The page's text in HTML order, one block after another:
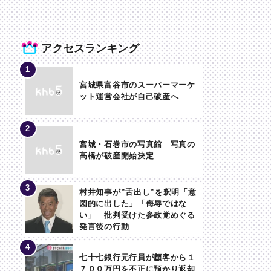
アクセスランキング
宮城県富谷市のスーパーマーケ
ット運営会社が自己破産へ
宮城・石巻市の写真館 写真の
高橋が破産開始決定
村井知事が”舌出し”を釈明「意
図的に出した」「侮辱ではな
い」 批判受けた参政党めぐる
発言後の行動
七十七銀行元行員が顧客から１
７００万円を不正に預かり返却